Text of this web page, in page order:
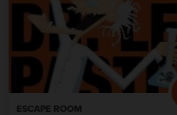
ESCAPE ROOM